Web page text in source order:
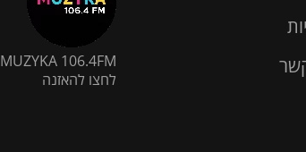
MUZYKA 106.4FM
לחצו להאזנה